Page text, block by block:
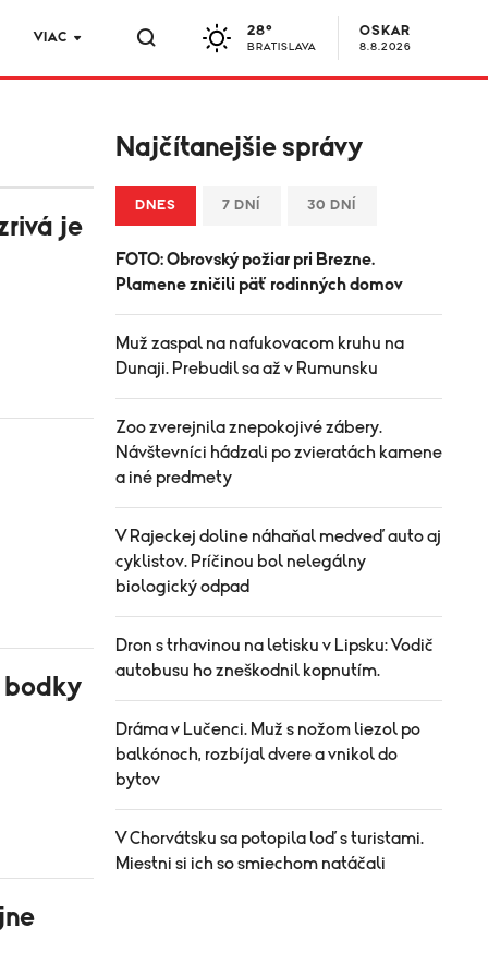
VIAC 28°
BRATISLAVA
OSKAR
8.8.2026
je
bodky
Najčítanejšie správy
DNES 7 DNÍ 30 DNÍ
FOTO: Obrovský požiar pri Brezne.
Plamene zničili päť rodinných domov
Muž zaspal na nafukovacom kruhu na
Dunaji. Prebudil sa až v Rumunsku
Zoo zverejnila znepokojivé zábery.
Návštevníci hádzali po zvieratách kamene
a iné predmety
V Rajeckej doline náhaňal medveď auto aj
cyklistov. Príčinou bol nelegálny
biologický odpad
Dron s trhavinou na letisku v Lipsku: Vodič
autobusu ho zneškodnil kopnutím.
Dráma v Lučenci. Muž s nožom liezol po
balkónoch, rozbíjal dvere a vnikol do
bytov
V Chorvátsku sa potopila loď s turistami.
Miestni si ich so smiechom natáčali